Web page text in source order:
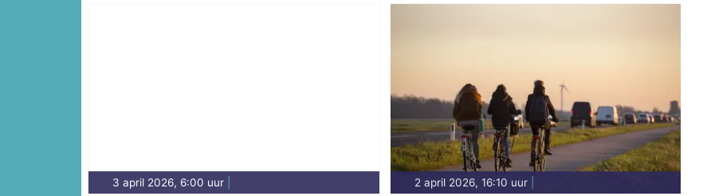
3 april 2026, 6:00 uur 2 april 2026, 16:10 uur|